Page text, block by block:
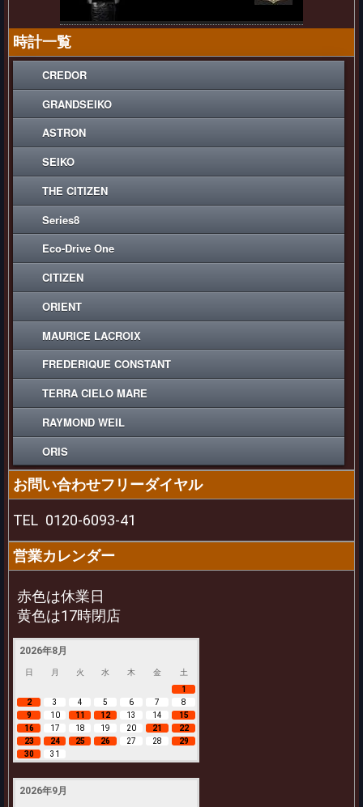
時計一覧
CREDOR
GRANDSEIKO
ASTRON
SEIKO
THE CITIZEN
Series8
Eco-Drive One
CITIZEN
ORIENT
MAURICE LACROIX
FREDERIQUE CONSTANT
TERRA CIELO MARE
RAYMOND WEIL
ORIS
お問い合わせフリーダイヤル
TEL 0120-6093-41
営業カレンダー
赤色は休業日
黄色は17時閉店
2026年8月
日 月 火 水 木 金
土
1
2
3 4 5 6 7
8
9
10 11 12 13 14
15
16
17 18 19 20 21
22
23
24 25 26 27 28
29
30
31
2026年9月